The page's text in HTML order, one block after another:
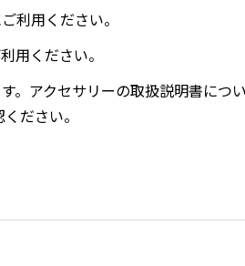
利用ください。
用ください。
。アクセサリーの取扱説明書につ
ださい。